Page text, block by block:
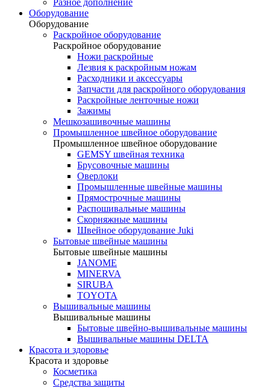
Разное дополнение
Оборудование
Оборудование
Раскройное оборудование
Раскройное оборудование
Ножи раскройные
Лезвия к раскройным ножам
Расходники и аксессуары
Запчасти для раскройного оборудования
Раскройные ленточные ножи
Зажимы
Мешкозашивочные машины
Промышленное швейное оборудование
Промышленное швейное оборудование
GEMSY швейная техника
Брусовочные машины
Оверлоки
Промышленные швейные машины
Прямострочные машины
Распошивальные машины
Скорняжные машины
Швейное оборудование Juki
Бытовые швейные машины
Бытовые швейные машины
JANOME
MINERVA
SIRUBA
TOYOTA
Вышивальные машины
Вышивальные машины
Бытовые швейно-вышивальные машины
Вышивальные машины DELTA
Красота и здоровье
Красота и здоровье
Косметика
Средства защиты